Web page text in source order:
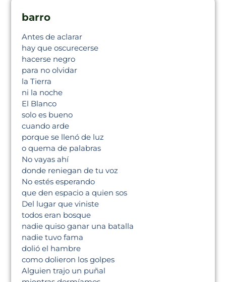
barro
Antes de aclarar
hay que oscurecerse
hacerse negro
para no olvidar
la Tierra
ni la noche
El Blanco
solo es bueno
cuando arde
porque se llenó de luz
o quema de palabras
No vayas ahí
donde reniegan de tu voz
No estés esperando
que den espacio a quien sos
Del lugar que viniste
todos eran bosque
nadie quiso ganar una batalla
nadie tuvo fama
dolió el hambre
como dolieron los golpes
Alguien trajo un puñal